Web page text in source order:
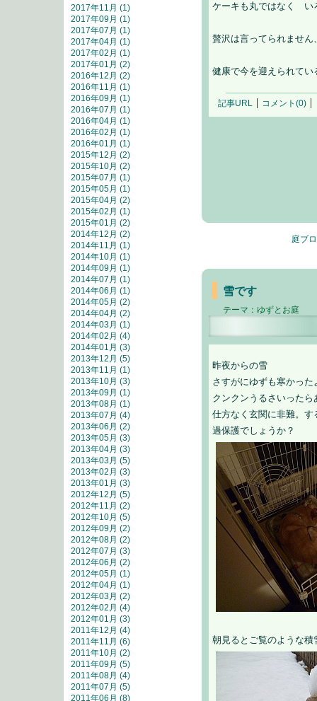
ケーキも丸ではなく い
贅沢は言ってられませ
健康で今を迎えられて
記事URL コメント(0)
庭ブ
雪です
テーマ： ゆずとお庭
昨夜からの雪
さすがにゆずも寒かった
クンクンうるさいったら
仕方なく玄関に非難。
過保護でしょうか？
朝見るとご覧のような積
2017年11月 (1)
2017年09月 (1)
2017年07月 (1)
2017年04月 (1)
2017年02月 (1)
2017年01月 (2)
2016年12月 (2)
2016年11月 (1)
2016年09月 (1)
2016年07月 (1)
2016年04月 (1)
2016年02月 (1)
2016年01月 (1)
2015年12月 (2)
2015年10月 (2)
2015年07月 (1)
2015年05月 (1)
2015年04月 (2)
2015年02月 (1)
2015年01月 (2)
2014年12月 (2)
2014年11月 (1)
2014年10月 (1)
2014年09月 (1)
2014年07月 (1)
2014年06月 (1)
2014年05月 (2)
2014年04月 (2)
2014年03月 (1)
2014年02月 (4)
2014年01月 (3)
2013年12月 (5)
2013年11月 (1)
2013年10月 (3)
2013年09月 (1)
2013年08月 (1)
2013年07月 (4)
2013年06月 (2)
2013年05月 (3)
2013年04月 (3)
2013年03月 (5)
2013年02月 (3)
2013年01月 (3)
2012年12月 (5)
2012年11月 (2)
2012年10月 (5)
2012年09月 (2)
2012年08月 (2)
2012年07月 (3)
2012年06月 (2)
2012年05月 (1)
2012年04月 (1)
2012年03月 (2)
2012年02月 (4)
2012年01月 (3)
2011年12月 (4)
2011年11月 (6)
2011年10月 (2)
2011年09月 (5)
2011年08月 (4)
2011年07月 (5)
2011年06月 (8)